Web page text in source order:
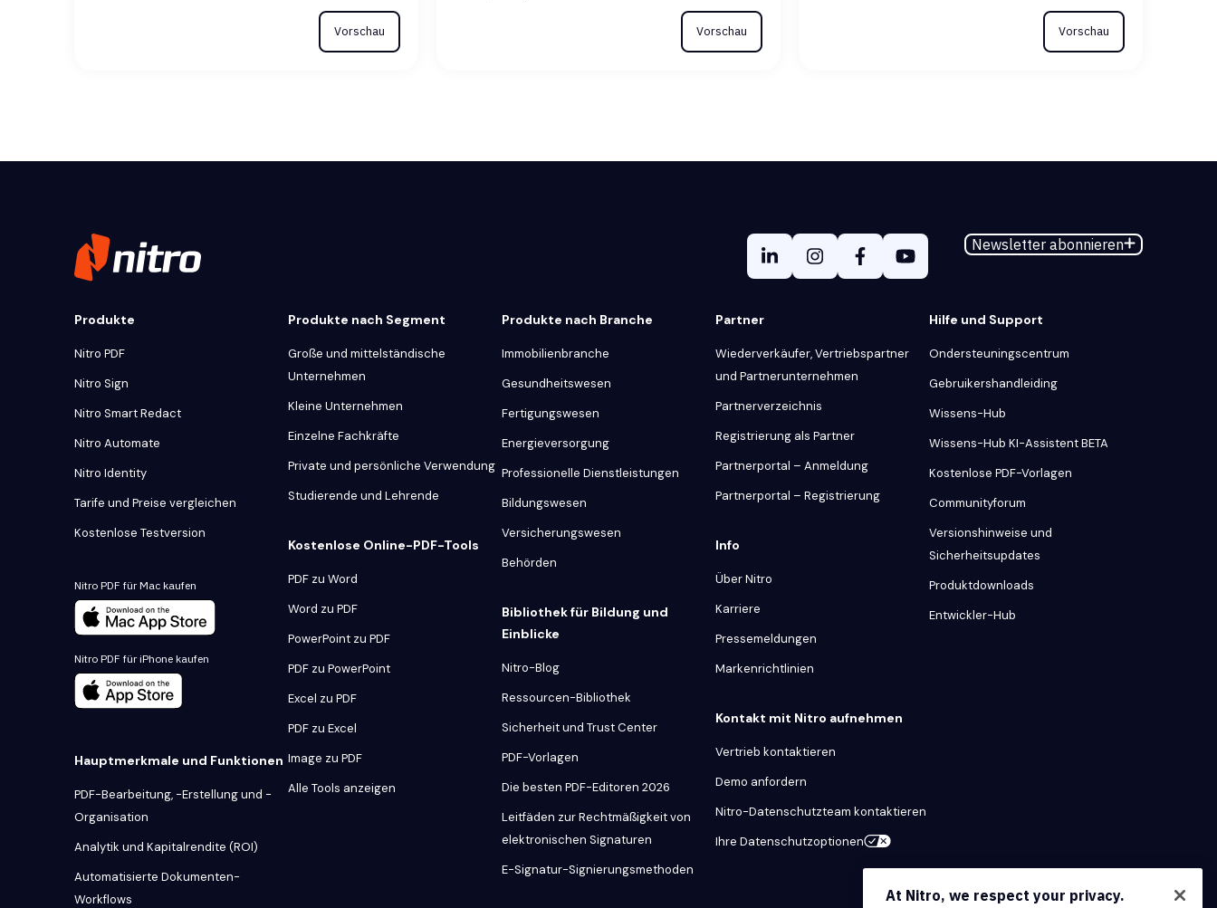
Vorschau Vorschau Vorschau
Newsletter abonnieren
Produkte
Nitro PDF
Nitro Sign
Nitro Smart Redact
Nitro Automate
Nitro Identity
Tarife und Preise vergleichen
Kostenlose Testversion
Nitro PDF für Mac kaufen
Nitro PDF für iPhone kaufen
Hauptmerkmale und Funktionen
PDF-Bearbeitung, -Erstellung und -
Organisation
Analytik und Kapitalrendite (ROI)
Automatisierte Dokumenten-
Workflows
Produkte nach Segment
Große und mittelständische
Unternehmen
Kleine Unternehmen
Einzelne Fachkräfte
Private und persönliche Verwendung
Studierende und Lehrende
Kostenlose Online-PDF-Tools
PDF zu Word
Word zu PDF
PowerPoint zu PDF
PDF zu PowerPoint
Excel zu PDF
PDF zu Excel
Image zu PDF
Alle Tools anzeigen
Produkte nach Branche
Immobilienbranche
Gesundheitswesen
Fertigungswesen
Energieversorgung
Professionelle Dienstleistungen
Bildungswesen
Versicherungswesen
Behörden
Bibliothek für Bildung und
Einblicke
Nitro-Blog
Ressourcen-Bibliothek
Sicherheit und Trust Center
PDF-Vorlagen
Die besten PDF-Editoren 2026
Leitfäden zur Rechtmäßigkeit von
elektronischen Signaturen
E-Signatur-Signierungsmethoden
Partner
Wiederverkäufer, Vertriebspartner
und Partnerunternehmen
Partnerverzeichnis
Registrierung als Partner
Partnerportal – Anmeldung
Partnerportal – Registrierung
Info
Über Nitro
Karriere
Pressemeldungen
Markenrichtlinien
Kontakt mit Nitro aufnehmen
Vertrieb kontaktieren
Demo anfordern
Nitro-Datenschutzteam kontaktieren
Ihre Datenschutzoptionen
Hilfe und Support
Ondersteuningscentrum
Gebruikershandleiding
Wissens-Hub
Wissens-Hub KI-Assistent BETA
Kostenlose PDF-Vorlagen
Communityforum
Versionshinweise und
Sicherheitsupdates
Produktdownloads
Entwickler-Hub
At Nitro, we respect your privacy.